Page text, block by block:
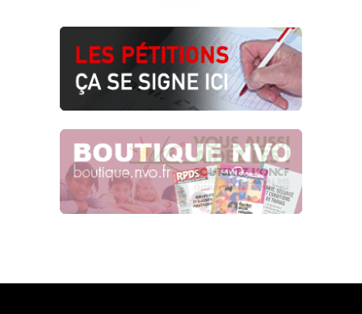
SALARIÉS DU TRANSPORT TOUS À
BRUXELLES LE 27 MARS 2019
14.02.2019
BAISSE DES PÉAGES
AUTOROUTIERS… L’ENFUMAGE !
URGENCE POUR LES TRANSPORTS
DU QUOTIDIEN, NON AU CDG
EXPRESS !
20.01.2019